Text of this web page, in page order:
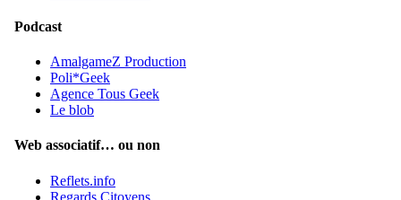
Podcast
AmalgameZ Production
Poli*Geek
Agence Tous Geek
Le blob
Web associatif… ou non
Reflets.info
Regards Citoyens